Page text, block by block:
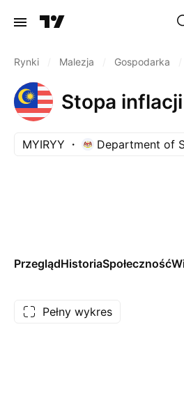
Rynki Malezja Gospodarka
Stopa
MYIRYY Department of
PrzeglądHistoriaSpołeczność
Pełny wykres